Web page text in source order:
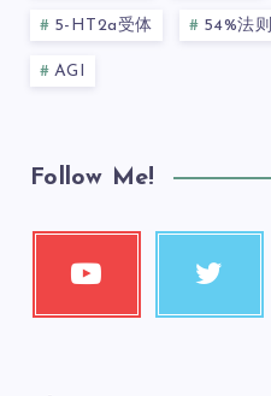
5-HT2a受体 54%法则
AGI
Follow Me!